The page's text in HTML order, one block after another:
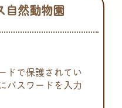
自然動物園
ドで保護されてい
パスワードを入力